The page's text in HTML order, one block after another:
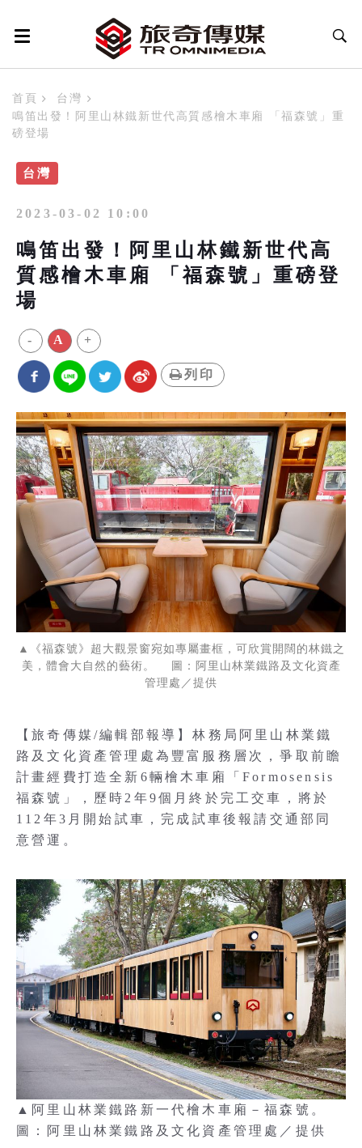
首頁
台灣
鳴笛出發！阿里山林鐵新世代高質感檜木車廂 「福森號」重
磅登場
台灣
2023-03-02 10:00
鳴笛出發！阿里山林鐵新世代高
質感檜木車廂 「福森號」重磅登
場
- A +
列印
▲《福森號》超大觀景窗宛如專屬畫框，可欣賞開闊的林鐵之
美，體會大自然的藝術。 圖：阿里山林業鐵路及文化資產
管理處／提供
【旅奇傳媒/編輯部報導】林務局阿里山林業鐵
路及文化資產管理處為豐富服務層次，爭取前瞻
計畫經費打造全新6輛檜木車廂「Formosensis
福森號」，歷時2年9個月終於完工交車，將於
112年3月開始試車，完成試車後報請交通部同
意營運。
▲阿里山林業鐵路新一代檜木車廂－福森號。
圖：阿里山林業鐵路及文化資產管理處／提供